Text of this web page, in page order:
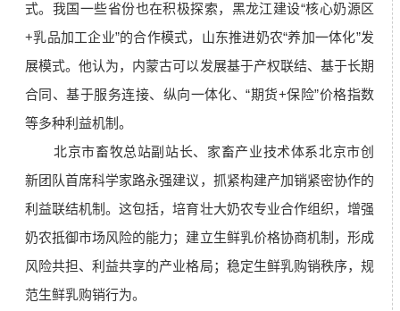
式。我国一些省份也在积极探索，黑龙江建设“核心奶源区
+乳品加工企业”的合作模式，山东推进奶农“养加一体化”发
展模式。他认为，内蒙古可以发展基于产权联结、基于长期
合同、基于服务连接、纵向一体化、“期货+保险”价格指数
等多种利益机制。
北京市畜牧总站副站长、家畜产业技术体系北京市创
新团队首席科学家路永强建议，抓紧构建产加销紧密协作的
利益联结机制。这包括，培育壮大奶农专业合作组织，增强
奶农抵御市场风险的能力；建立生鲜乳价格协商机制，形成
风险共担、利益共享的产业格局；稳定生鲜乳购销秩序，规
范生鲜乳购销行为。